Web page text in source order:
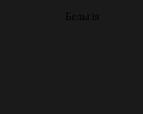
Бельгія